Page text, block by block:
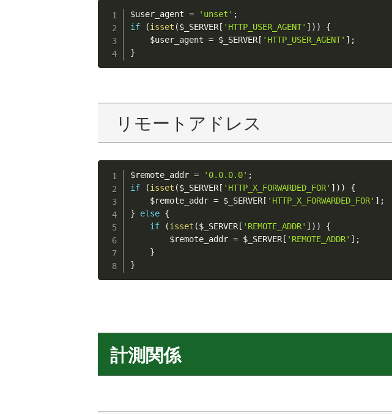
$user_agent = 'unset' ;
if
(isset ($_SERVER [ 'HTTP_USER_AGENT' ] ) )
{
$user_agent = $_SERVER [ 'HTTP_USER_AGENT' ] ;
}
リモートアドレス
$remote_addr = '0.0.0.0' ;
if
(isset ($_SERVER [ 'HTTP_X_FORWARDED_FOR' ] ) )
{
$remote_addr = $_SERVER [ 'HTTP_X_FORWARDED_FOR' ] ;
}
else {
if
(isset ($_SERVER [ 'REMOTE_ADDR' ] ) )
{
$remote_addr = $_SERVER [ 'REMOTE_ADDR' ] ;
}
}
計測関係